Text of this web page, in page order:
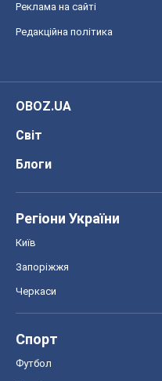
Реклама на сайті
Редакційна політика
OBOZ.UA
Світ
Блоги
Регіони України
Київ
Запоріжжя
Черкаси
Спорт
Футбол